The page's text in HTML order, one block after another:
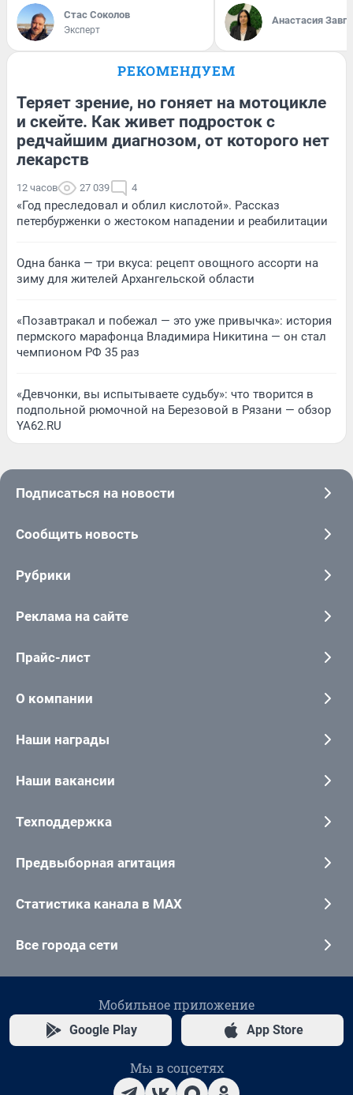
Стас Соколов
Эксперт
Анастасия
РЕКОМЕНДУЕМ
Теряет зрение, но гоняет на мотоцикле
и скейте. Как живет подросток с
редчайшим диагнозом, от которого нет
лекарств
12 часов 27 039 4
«Год преследовал и облил кислотой». Рассказ
петербурженки о жестоком нападении и реабилитации
Одна банка — три вкуса: рецепт овощного ассорти на
зиму для жителей Архангельской области
«Позавтракал и побежал — это уже привычка»: история
пермского марафонца Владимира Никитина — он стал
чемпионом РФ 35 раз
«Девчонки, вы испытываете судьбу»: что творится в
подпольной рюмочной на Березовой в Рязани — обзор
YA62.RU
Подписаться на новости
Сообщить новость
Рубрики
Реклама на сайте
Прайс-лист
О компании
Наши награды
Наши вакансии
Техподдержка
Предвыборная агитация
Статистика канала в MAX
Все города сети
Мобильное приложение
Google Play App Store
Мы в соцсетях